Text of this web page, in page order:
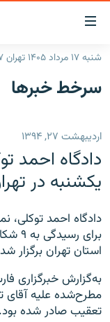
لینک‌های
قابلیت
دسترسی
بازگشت
اصلی
رفتن
صفحه
ایران
رادیو
انتخاب کنید و بشنوید
فرکانس‌ها
پادکست
گزارش‌های تصویری
گزارش‌های ویدئویی
زنان فردا
English
به ما بپیوندید
شنبه ۱۷ مرداد ۱۴۰۵ تهران ۱۰:۲۷
سرخط‌ خبرها
اردیبهشت ۲۷, ۱۳۹۴
دادگاه احمد
يکشنبه در
دادگاه احمد توکلی،
استان تهران برگزار
تعقيب صادر شده بود.